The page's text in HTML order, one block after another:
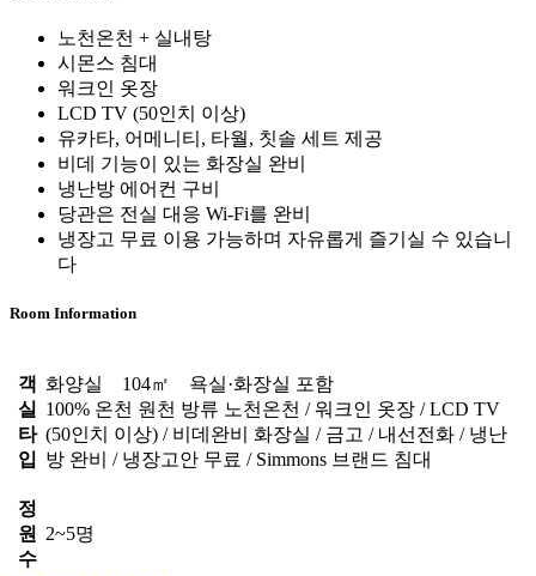
노천온천 + 실내탕
시몬스 침대
워크인 옷장
LCD TV (50인치 이상)
유카타, 어메니티, 타월, 칫솔 세트 제공
비데 기능이 있는 화장실 완비
냉난방 에어컨 구비
당관은 전실 대응 Wi-Fi를 완비
냉장고 무료 이용 가능하며 자유롭게 즐기실 수 있습니
다
Room Information
객
실
타
입
화양실 104㎡ 욕실·화장실 포함
100% 온천 원천 방류 노천온천 / 워크인 옷장 / LCD TV
(50인치 이상) / 비데완비 화장실 / 금고 / 내선전화 / 냉난
방 완비 / 냉장고안 무료 / Simmons 브랜드 침대
정
원
수
2~5명